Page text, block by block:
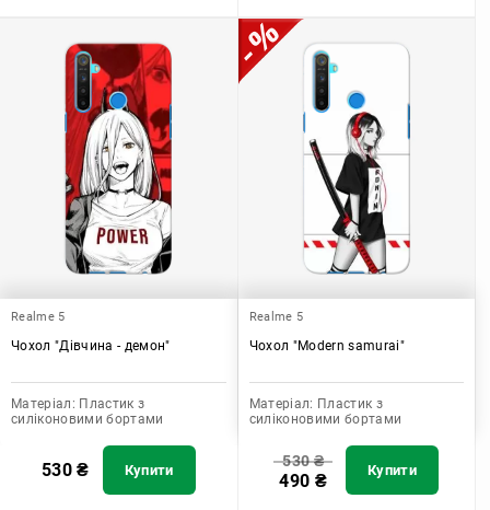
Realme 5
Чохол "Дівчина - демон"
Матеріал: Пластик з
силіконовими бортами
530₴ Купити
Realme 5
Чохол "Modern samurai"
Матеріал: Пластик з
силіконовими бортами
530₴
490 ₴ Купити